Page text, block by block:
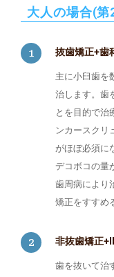
大人の場合(第
抜歯矯正+歯
主に小臼歯を
治します。歯
とを目的で治
ンカースクリ
がほぼ必須に
デコボコの量
歯周病により
矯正をすすめ
非抜歯矯正
歯を抜いて治